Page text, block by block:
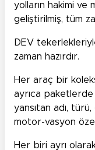
yolların hakimi ve
geliştirilmiş, tüm
DEV
zaman hazırdır.
Her araç bir
ayrıca paketlerde
yansıtan adı,
motor-vasyon
Her biri ayrı olarak